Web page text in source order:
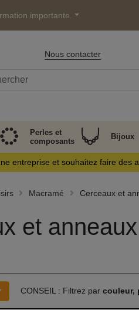
importante
Nous contacter
Perles et
composants
Bijoux
entreprise et souhaitez faire des
Macramé Cerceaux et
et
CONSEIL : Filtrez par couleur,